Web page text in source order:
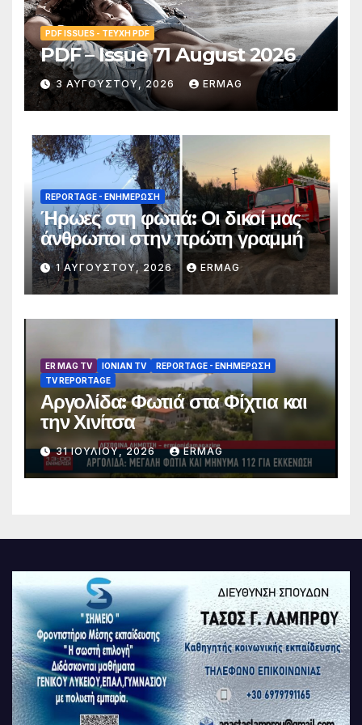
PDF ISSUES - ΤΕΎΧΗ PDF
PDF – Issue 71 August 2026
3 ΑΥΓΟΎΣΤΟΥ, 2026 ERMAG
REPORTAGE - EΝΗΜΈΡΩΣΗ
Ήρωες στη φωτιά: Οι δικοί μας
άνθρωποι στην πρώτη γραμμή
1 ΑΥΓΟΎΣΤΟΥ, 2026 ERMAG
ER MAG TV IONIAN TV
REPORTAGE - EΝΗΜΈΡΩΣΗ
TV REPORTAGE
Αργολίδα: Φωτιά στα Φίχτια και
την Χινίτσα
31 ΙΟΥΛΊΟΥ, 2026 ERMAG